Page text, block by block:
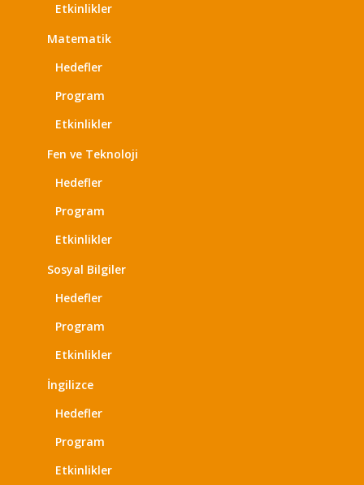
Etkinlikler
Matematik
Hedefler
Program
Etkinlikler
Fen ve Teknoloji
Hedefler
Program
Etkinlikler
Sosyal Bilgiler
Hedefler
Program
Etkinlikler
İngilizce
Hedefler
Program
Etkinlikler